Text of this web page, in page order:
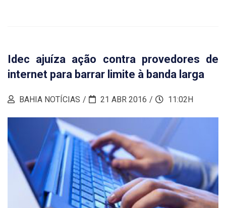
Idec ajuíza ação contra provedores de
internet para barrar limite à banda larga
BAHIA NOTÍCIAS 21 ABR 2016 11:02H